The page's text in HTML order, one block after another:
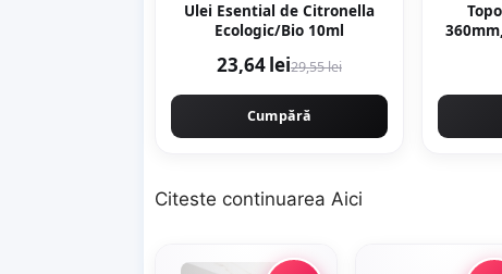
Ulei Esential de Citronella
Ecologic/Bio 10ml
23,64 lei29,55 lei
Cumpără
Citeste continuarea Aici